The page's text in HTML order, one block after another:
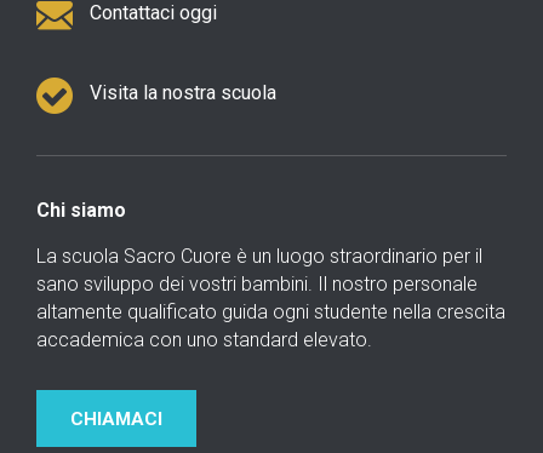
Contattaci oggi
Visita la nostra scuola
Chi siamo
La scuola Sacro Cuore è un luogo straordinario per il
sano sviluppo dei vostri bambini. Il nostro personale
altamente qualificato guida ogni studente nella crescita
accademica con uno standard elevato.
CHIAMACI